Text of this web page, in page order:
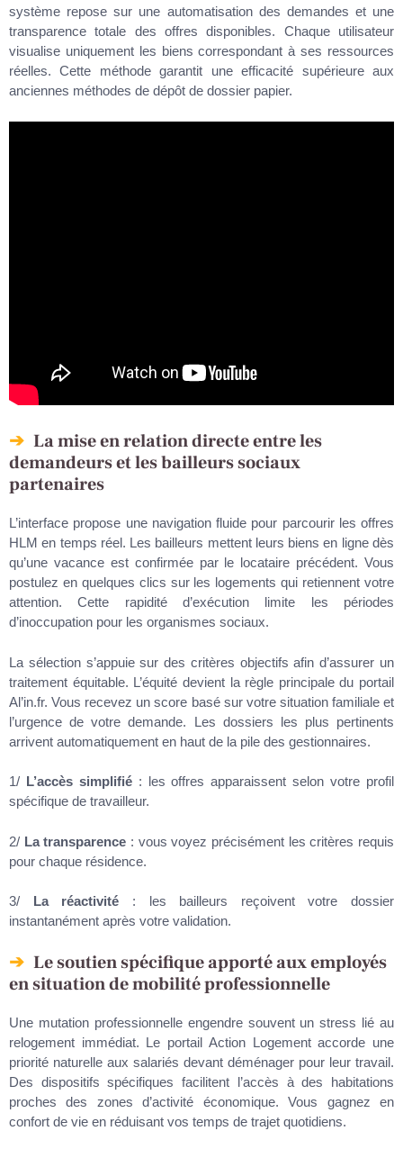
système repose sur une automatisation des demandes et une
transparence totale des offres disponibles. Chaque utilisateur
visualise uniquement les biens correspondant à ses ressources
réelles. Cette méthode garantit une efficacité supérieure aux
anciennes méthodes de dépôt de dossier papier.
La mise en relation directe entre les
demandeurs et les bailleurs sociaux
partenaires
L’interface propose une navigation fluide pour parcourir les offres
HLM en temps réel. Les bailleurs mettent leurs biens en ligne dès
qu’une vacance est confirmée par le locataire précédent. Vous
postulez en quelques clics sur les logements qui retiennent votre
attention. Cette rapidité d’exécution limite les périodes
d’inoccupation pour les organismes sociaux.
La sélection s’appuie sur des critères objectifs afin d’assurer un
traitement équitable. L’équité devient la règle principale du portail
Al’in.fr. Vous recevez un score basé sur votre situation familiale et
l’urgence de votre demande. Les dossiers les plus pertinents
arrivent automatiquement en haut de la pile des gestionnaires.
1/ L’accès simplifié: les offres apparaissent selon votre profil
spécifique de travailleur.
2/ La transparence : vous voyez précisément les critères requis
pour chaque résidence.
3/ La réactivité : les bailleurs reçoivent votre dossier
instantanément après votre validation.
Le soutien spécifique apporté aux employés
en situation de mobilité professionnelle
Une mutation professionnelle engendre souvent un stress lié au
relogement immédiat. Le portail Action Logement accorde une
priorité naturelle aux salariés devant déménager pour leur travail.
Des dispositifs spécifiques facilitent l’accès à des habitations
proches des zones d’activité économique. Vous gagnez en
confort de vie en réduisant vos temps de trajet quotidiens.